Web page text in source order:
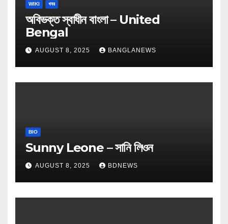
WIKI খবর
অবিভক্ত স্বাধীন বাংলা – United
Bengal
AUGUST 8, 2025 BANGLANEWS
BIO
Sunny Leone – সানি লিওন
AUGUST 8, 2025 BDNEWS